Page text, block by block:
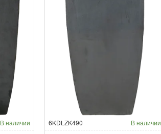
В наличии 6KDLZK490 В наличии